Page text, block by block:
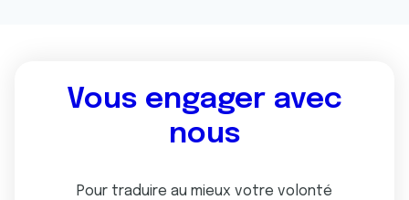
Vous engager avec
nous
Pour traduire au mieux votre volonté